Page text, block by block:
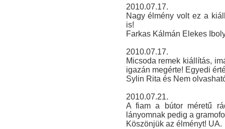
2010.07.17.
Nagy élmény volt ez a
is!
Farkas Kálmán Elekes
2010.07.17.
Micsoda remek kiállítás,
igazán megérte! Egyedi
Sylin Rita és Nem
2010.07.21.
A fiam a bútor méretű
lányomnak pedig a
Köszönjük az élményt! UA.